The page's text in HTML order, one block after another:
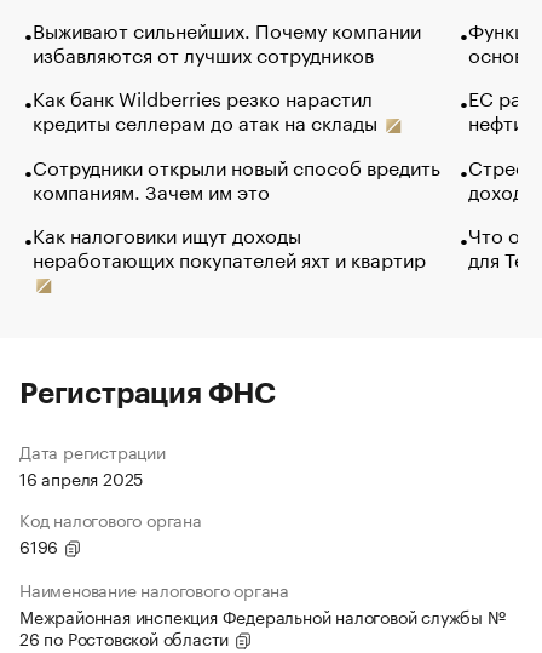
Выживают сильнейших. Почему компании
избавляются от лучших сотрудников
Как банк Wildberries резко нарастил
кредиты селлерам до атак на склады
Сотрудники открыли новый способ вредить
компаниям. Зачем им это
Как налоговики ищут доходы
неработающих покупателей яхт и квартир
основ
ЕС
нефти
Что
для
Регистрация ФНС
Дата регистрации
16 апреля 2025
Код налогового органа
6196
Наименование налогового органа
Межрайонная инспекция Федеральной налоговой службы №
26 по Ростовской области